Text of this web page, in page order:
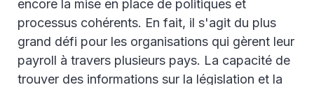
encore la mise en place de politiques et
processus cohérents. En fait, il s'agit du plus
grand défi pour les organisations qui gèrent leur
payroll à travers plusieurs pays. La capacité de
trouver des informations sur la législation et la